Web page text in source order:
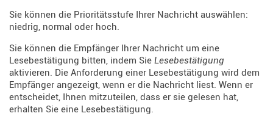
Sie können die Prioritätsstufe Ihrer Nachricht auswählen:
niedrig, normal oder hoch.
Sie können die Empfänger Ihrer Nachricht um eine
Lesebestätigung bitten, indem Sie Lesebestätigung
aktivieren. Die Anforderung einer Lesebestätigung wird dem
Empfänger angezeigt, wenn er die Nachricht liest. Wenn er
entscheidet, Ihnen mitzuteilen, dass er sie gelesen hat,
erhalten Sie eine Lesebestätigung.